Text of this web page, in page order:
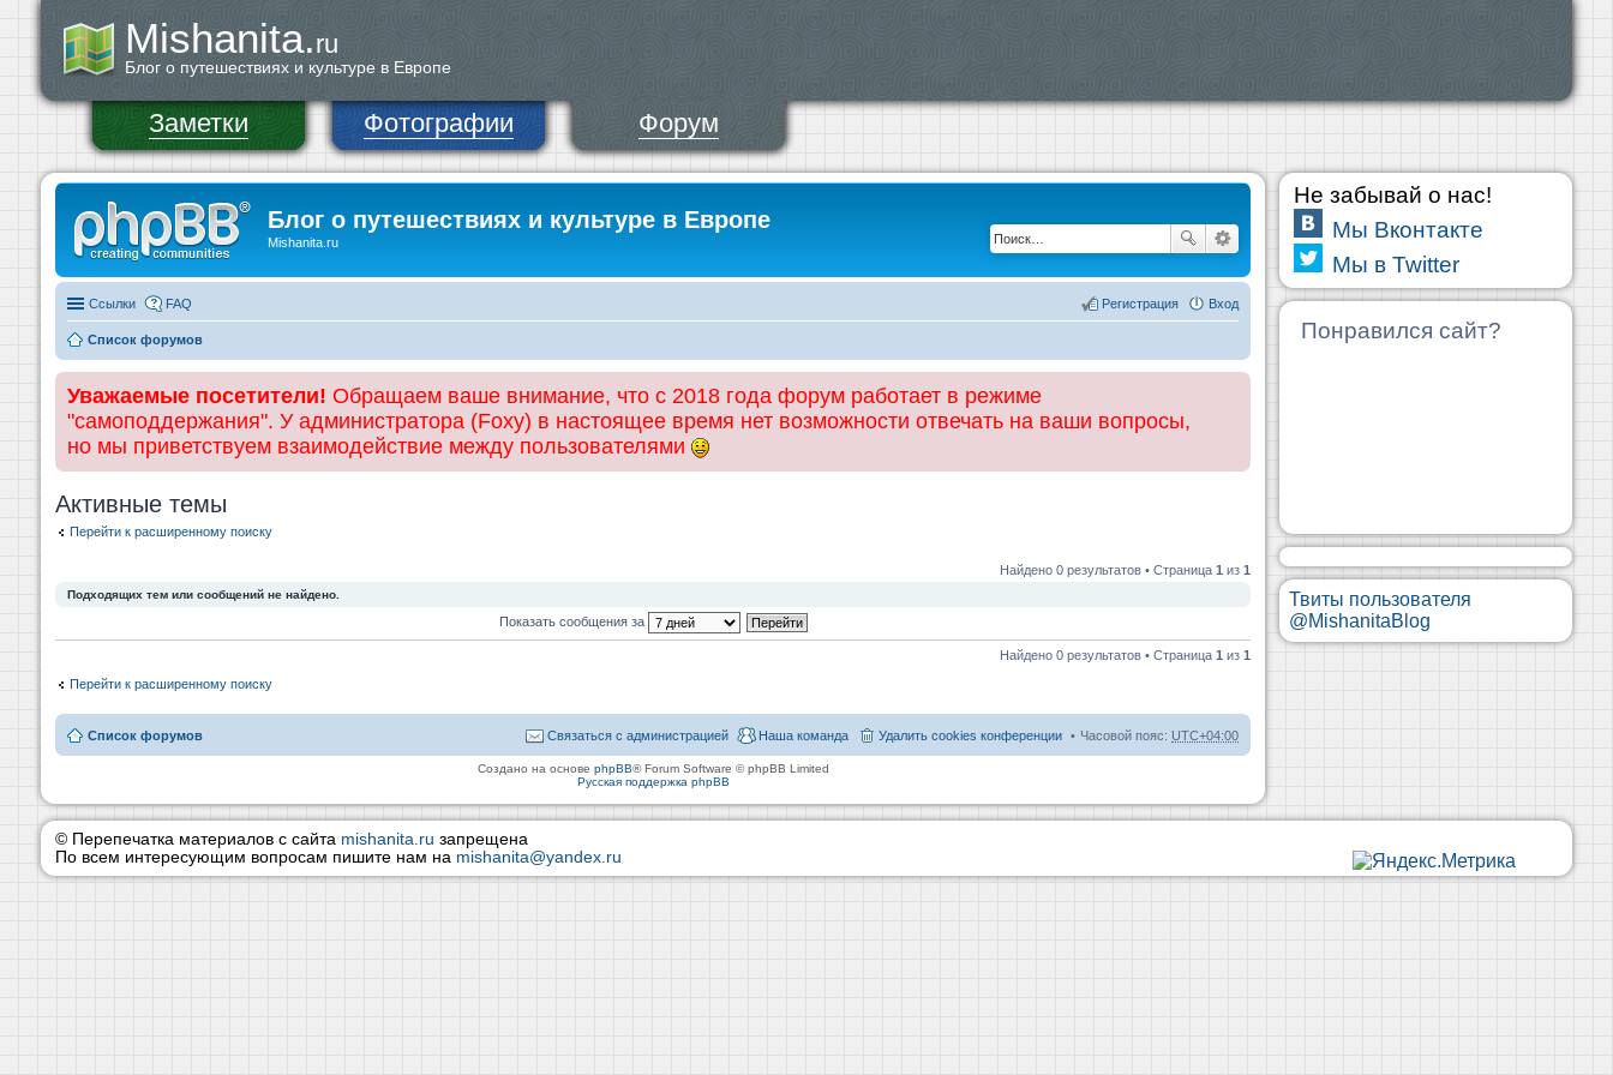
Mishanita.ru
Блог о путешествиях и культуре в Европе
Заметки Фотографии Форум
Блог о путешествиях и культуре в Европе
Mishanita.ru
Ссылки FAQ Вход
Регистрация
Список форумов
Уважаемые посетители! Обращаем ваше внимание, что с 2018 года форум работает в режиме
"самоподдержания". У администратора (Foxy) в настоящее время нет возможности отвечать на ваши вопросы,
но мы приветствуем взаимодействие между пользователями
Активные темы
Перейти к расширенному поиску
Найдено 0 результатов • Страница 1 из 1
Подходящих тем или сообщений не найдено.
Показать сообщения за
Найдено 0 результатов • Страница 1 из 1
Перейти к расширенному поиску
Список форумов Часовой пояс: UTC+04:00
Удалить cookies конференции
Наша команда
Связаться с администрацией
Создано на основе phpBB® Forum Software © phpBB Limited
Русская поддержка phpBB
Не забывай о нас!
Мы Вконтакте
Мы в Twitter
Понравился сайт?
Твиты пользователя
@MishanitaBlog
© Перепечатка материалов с сайта mishanita.ru запрещена
По всем интересующим вопросам пишите нам на mishanita@yandex.ru